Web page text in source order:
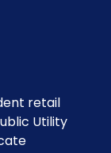
retail
Utility